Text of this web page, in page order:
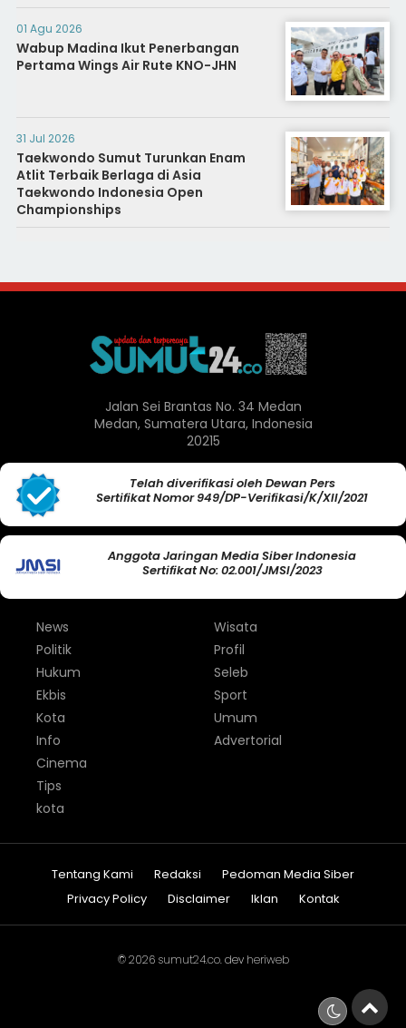
01 Agu 2026
Wabup Madina Ikut Penerbangan
Pertama Wings Air Rute KNO-JHN
31 Jul 2026
Taekwondo Sumut Turunkan Enam
Atlit Terbaik Berlaga di Asia
Taekwondo Indonesia Open
Championships
Jalan Sei Brantas No. 34 Medan
Medan, Sumatera Utara, Indonesia
20215
Telah diverifikasi oleh Dewan Pers
Sertifikat Nomor 949/DP-Verifikasi/K/XII/2021
Anggota Jaringan Media Siber Indonesia
Sertifikat No: 02.001/JMSI/2023
News
Politik
Hukum
Ekbis
Kota
Info
Wisata
Profil
Seleb
Sport
Umum
Advertorial
Cinema
Tips
kota
Tentang Kami Redaksi
Pedoman Media Siber
Privacy Policy
Disclaimer Iklan Kontak
© 2026 sumut24.co. dev heriweb